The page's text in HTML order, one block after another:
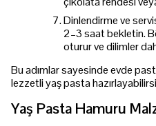
Dinlendirme ve
2–3 saat bekletin.
oturur ve dilimler
Bu adımlar sayesinde evde
lezzetli yaş pasta
Yaş Pasta Hamuru